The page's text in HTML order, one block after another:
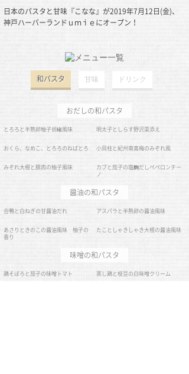
2019/07/18(Thu)
日本のパスタと甘味『こなな』が2019年7月12日(金)、
神戸ハーバーランドｕｍｉｅにオープン！
和パスタ 甘味 ドリンク
おだしの和パスタ
とろろと半熟卵柚子胡椒風味 明太子としらす野沢菜添え
おくら、なめこ、とろろのねばとろ 小貝柱と紀州南高梅のみぞれ風
みぞれ大根と豚肉の柚子風味
カブと茄子の塩麴だしペペロンチー
ノ
醤油の和パスタ
合鴨と白ねぎの甘醤油だれ アスパラと半熟卵の醤油風味
あさりときのこの醤油風味 柚子の
香り
たことしゃきしゃき大根の醤油風味
味噌の和パスタ
鶏そぼろと茄子の味噌トマト 蒸し鶏と枝豆の白味噌クリーム